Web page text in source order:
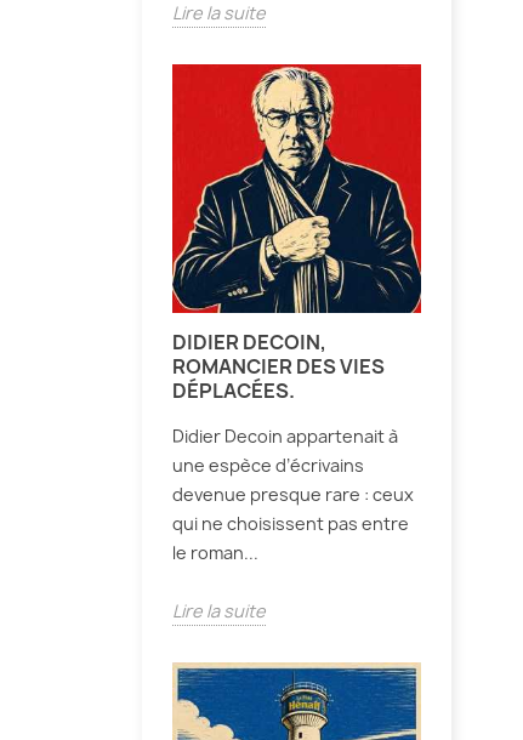
Lire la suite
DIDIER DECOIN,
ROMANCIER DES VIES
DÉPLACÉES.
Didier Decoin appartenait à
une espèce d’écrivains
devenue presque rare : ceux
qui ne choisissent pas entre
le roman...
Lire la suite